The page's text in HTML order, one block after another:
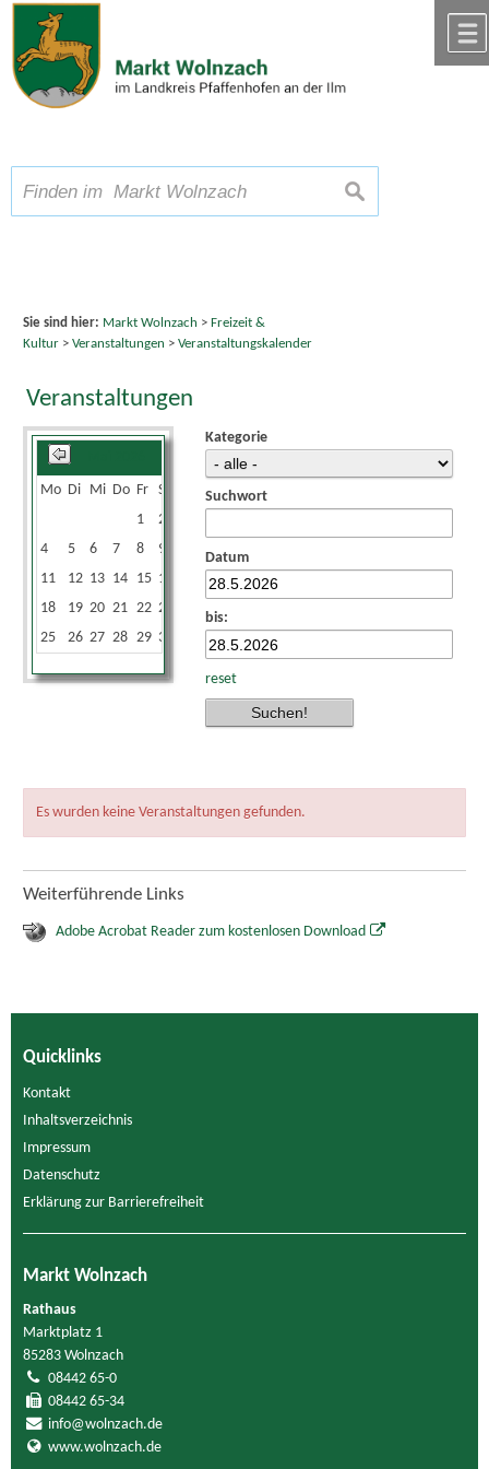
Zum Inhalt,zur Navigation
Schriftgröße A A A suchen
Sie sind hier: Markt Wolnzach > Freizeit &
Kultur> Veranstaltungen > Veranstaltungskalender
Veranstaltungen
Mo Di Mi Do Fr Sa
1
2
4
5 6 7 8 9
11
12 13 14 15 16
18
19 20 21 22 23
25
26 27 28 29 30
Kategorie
Suchwort
Datum
bis:
reset
Es wurden keine Veranstaltungen gefunden.
Weiterführende Links
Adobe Acrobat Reader zum kostenlosen Download
Quicklinks
Kontakt
Inhaltsverzeichnis
Impressum
Datenschutz
Erklärung zur Barrierefreiheit
Markt Wolnzach
Rathaus
Marktplatz 1
85283 Wolnzach
08442 65-0
08442 65-34
info@wolnzach.de
www.wolnzach.de